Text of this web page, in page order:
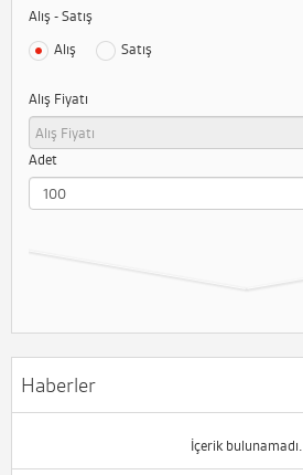
Alış - Satış
Alış
Satış
Alış Fiyatı
Adet
Haberler
İçerik bulunamadı.